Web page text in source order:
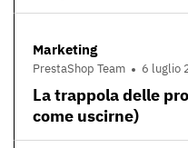
Marketing
PrestaShop Team 6 luglio
La trappola delle
come uscirne)